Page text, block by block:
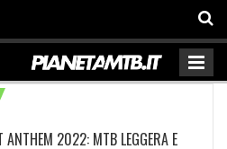
ANTHEM 2022: MTB LEGGERA E